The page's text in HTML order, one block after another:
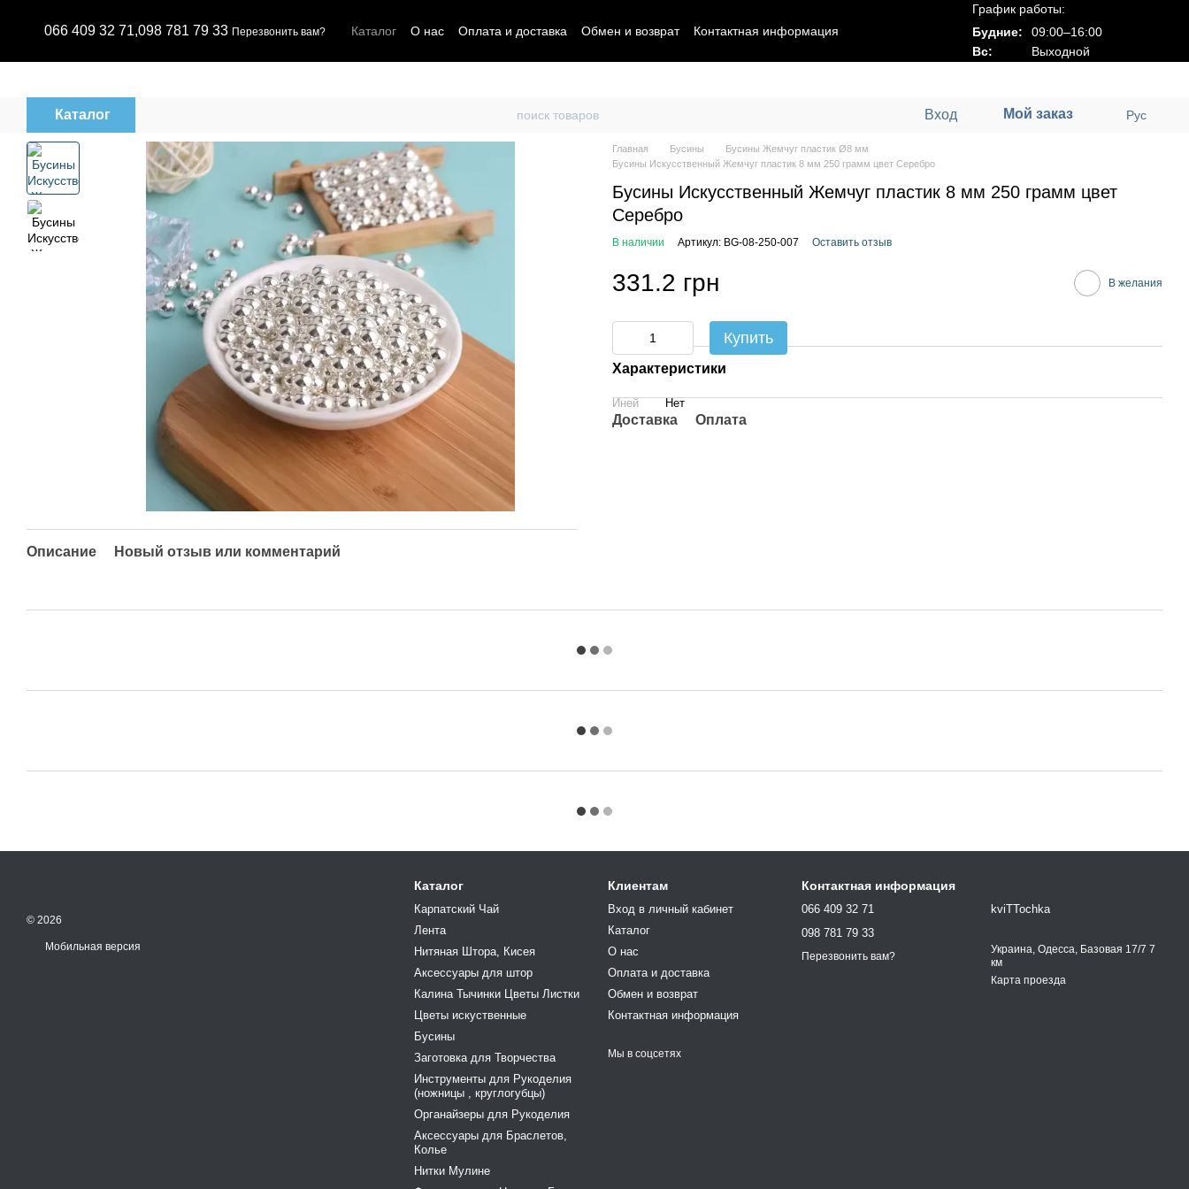
066 409 32 71,098 781 79 33 Перезвонить вам? Каталог О нас Оплата и доставка Обмен и возврат Контактная информация
График работы:
Будние:
09:00–16:00
Вс:
Выходной
Каталог Вход Мой заказ Рус
Описание Новый отзыв или комментарий
Главная Бусины
Бусины Жемчуг пластик Ø8 мм
Бусины Искусственный Жемчуг пластик 8 мм 250 грамм цвет Серебро
Бусины Искусственный Жемчуг пластик 8 мм 250 грамм цвет
Серебро
В наличии Артикул: BG-08-250-007 Оставить отзыв
331.2 грн В желания
Купить
Характеристики
Иней Нет
Доставка Оплата
© 2026
Мобильная версия
Каталог
Карпатский Чай
Лента
Нитяная Штора, Кисея
Аксессуары для штор
Калина Тычинки Цветы Листки
Цветы искуственные
Бусины
Заготовка для Творчества
Инструменты для Рукоделия
(ножницы , круглогубцы)
Органайзеры для Рукоделия
Аксессуары для Браслетов,
Колье
Нитки Мулине
Клиентам
Вход в личный кабинет
Каталог
О нас
Оплата и доставка
Обмен и возврат
Контактная информация
Мы в соцсетях
Контактная информация
066 409 32 71
098 781 79 33
Перезвонить вам?
kviTTochka
Украина, Одесса, Базовая 17/7 7
км
Карта проезда